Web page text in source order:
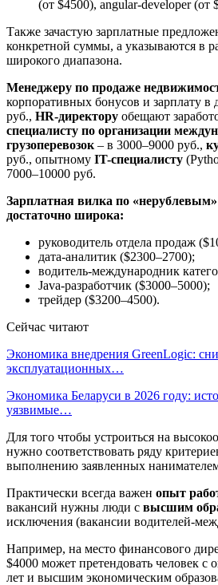
(от $4500), angular-developer (от
Также зачастую зарплатные
конкретной суммы, а указываются в
широкого диапазона.
Менеджеру по продаже
корпоративных бонусов и зарплату в
руб., HR-директору обещают
специалисту по организации
грузоперевозок – в 3000–9000 руб.,
руб., опытному IT-специалисту
7000–10000 руб.
Зарплатная вилка по
достаточно широка:
руководитель отдела продаж
дата-аналитик ($2300–2700);
водитель-международник
Java-разработчик ($3000–5000);
трейдер ($3200–4500).
Сейчас читают
Экономика внедрения GreenLogic:
эксплуатационных…
Экономика Беларуси в 2026 году:
уязвимые…
Для того чтобы устроиться на
нужно соответствовать ряду
выполнению заявленных
Практически всегда важен опыт
вакансий нужны люди с высшим
исключения (вакансии водителей-
Например, на место финансового
$4000 может претендовать человек с
лет и высшим экономическим